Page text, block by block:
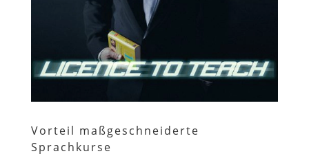
Vorteil maßgeschneiderte
Sprachkurse